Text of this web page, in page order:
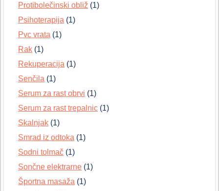
Protibolečinski obliž (1)
Psihoterapija (1)
Pvc vrata (1)
Rak (1)
Rekuperacija (1)
Senčila (1)
Serum za rast obrvi (1)
Serum za rast trepalnic (1)
Skalnjak (1)
Smrad iz odtoka (1)
Sodni tolmač (1)
Sončne elektrarne (1)
Športna masaža (1)